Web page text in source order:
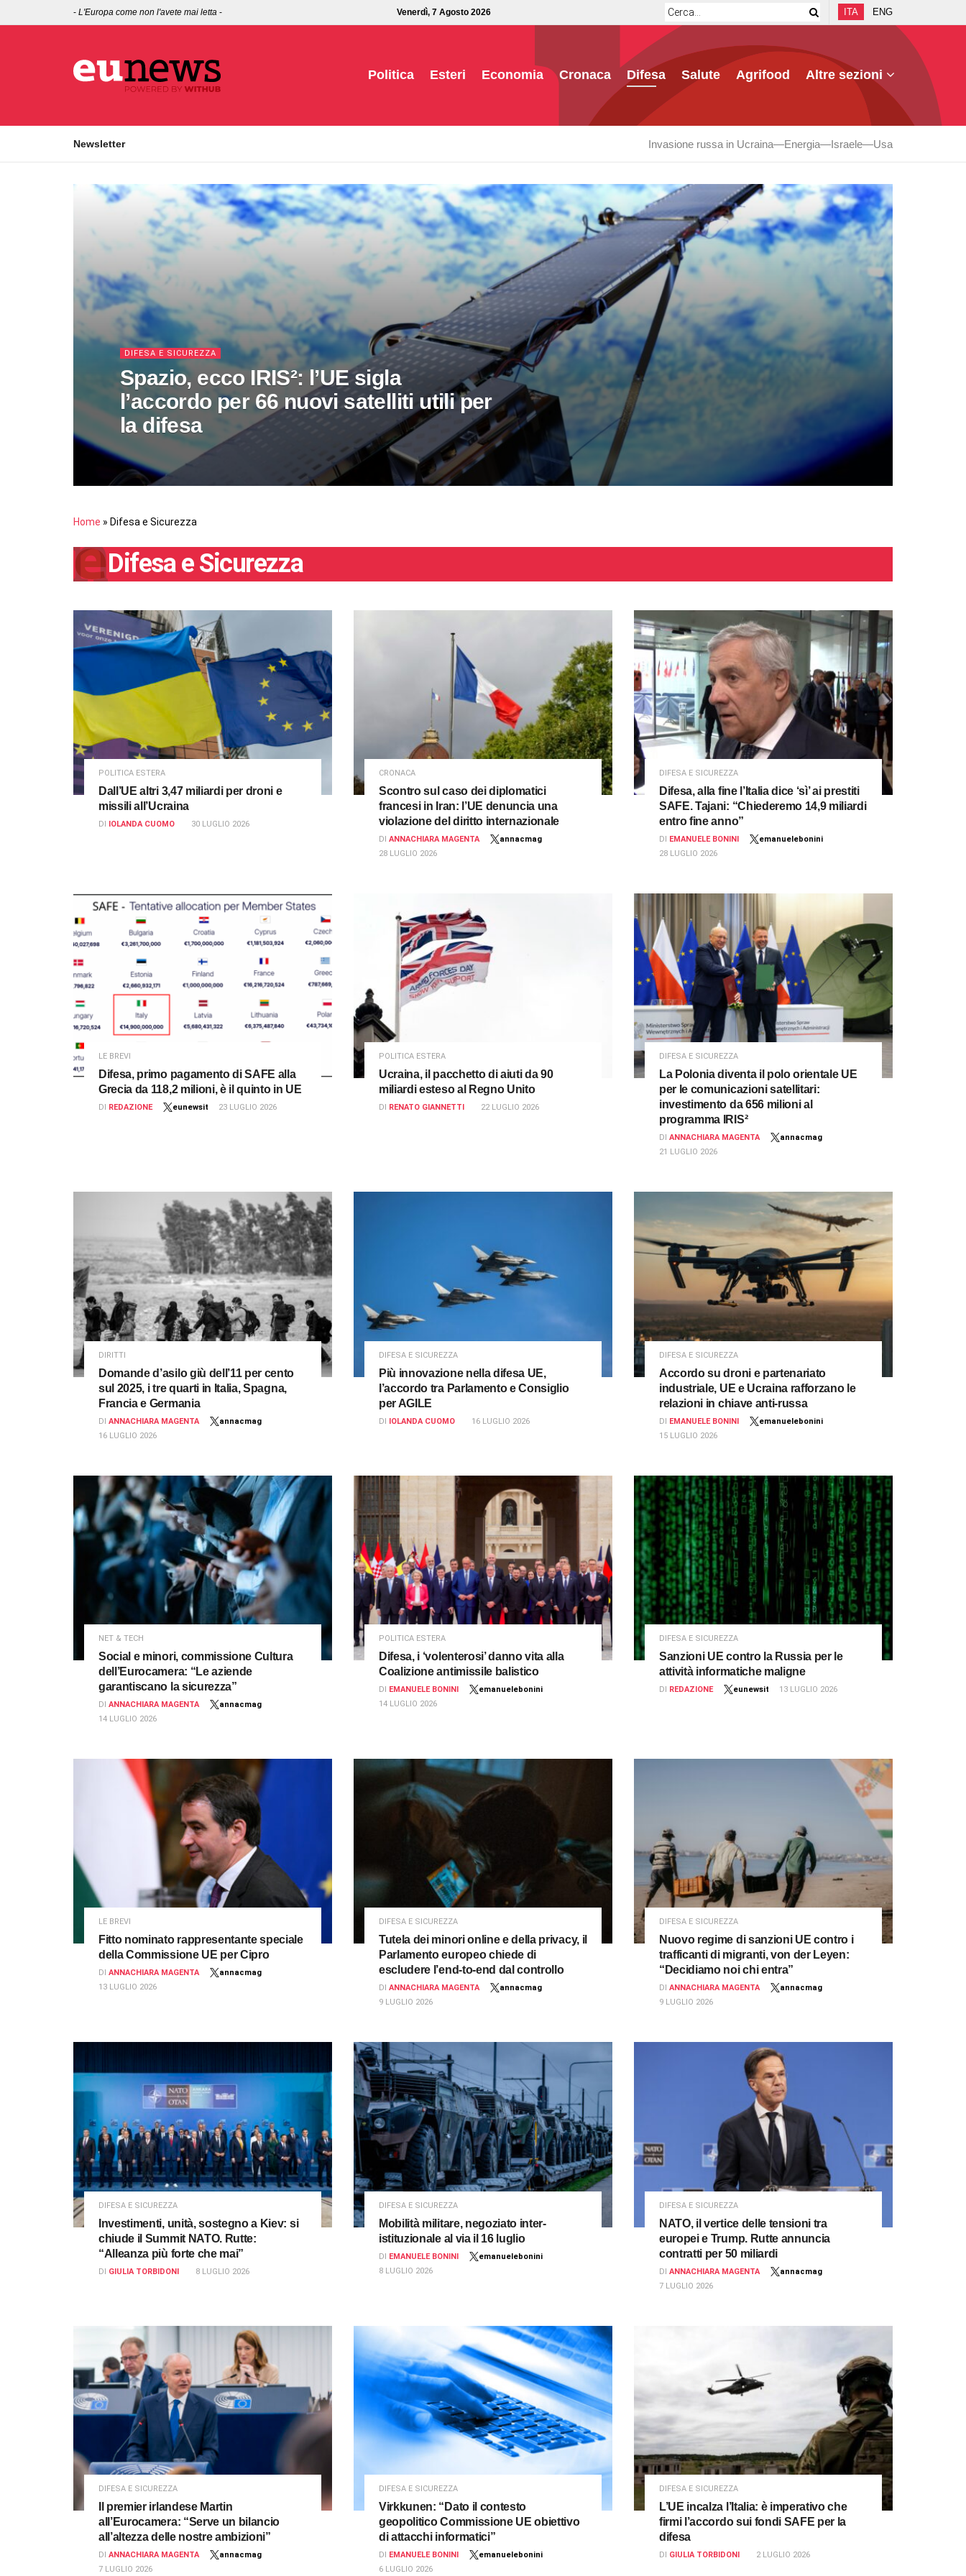
- L'Europa come non l'avete mai letta - Venerdì, 7 Agosto 2026 ITA ENG
Politica Esteri Economia Cronaca Difesa Salute Agrifood Altre sezioni
Newsletter Invasione russa in Ucraina Energia Israele Usa
DIFESA E SICUREZZA
Spazio, ecco IRIS²: l’UE sigla
l’accordo per 66 nuovi satelliti utili per
la difesa
Home » Difesa e Sicurezza
Difesa e Sicurezza
POLITICA ESTERA
Dall’UE altri 3,47 miliardi per droni e
missili all’Ucraina
DI IOLANDA CUOMO 30 LUGLIO 2026
CRONACA
Scontro sul caso dei diplomatici
francesi in Iran: l’UE denuncia una
violazione del diritto internazionale
DI ANNACHIARA MAGENTA
annacmag
28 LUGLIO 2026
DIFESA E SICUREZZA
Difesa, alla fine l’Italia dice ‘sì’ ai prestiti
SAFE. Tajani: “Chiederemo 14,9 miliardi
entro fine anno”
DI EMANUELE BONINI
emanuelebonini
28 LUGLIO 2026
LE BREVI
Difesa, primo pagamento di SAFE alla
Grecia da 118,2 milioni, è il quinto in UE
DI REDAZIONE eunewsit 23 LUGLIO 2026
POLITICA ESTERA
Ucraina, il pacchetto di aiuti da 90
miliardi esteso al Regno Unito
DI RENATO GIANNETTI 22 LUGLIO 2026
DIFESA E SICUREZZA
La Polonia diventa il polo orientale UE
per le comunicazioni satellitari:
investimento da 656 milioni al
programma IRIS²
DI ANNACHIARA MAGENTA
annacmag
21 LUGLIO 2026
DIRITTI
Domande d’asilo giù dell’11 per cento
sul 2025, i tre quarti in Italia, Spagna,
Francia e Germania
DI ANNACHIARA MAGENTA
annacmag
16 LUGLIO 2026
DIFESA E SICUREZZA
Più innovazione nella difesa UE,
l’accordo tra Parlamento e Consiglio
per AGILE
DI IOLANDA CUOMO 16 LUGLIO 2026
DIFESA E SICUREZZA
Accordo su droni e partenariato
industriale, UE e Ucraina rafforzano le
relazioni in chiave anti-russa
DI EMANUELE BONINI
emanuelebonini
15 LUGLIO 2026
NET & TECH
Social e minori, commissione Cultura
dell’Eurocamera: “Le aziende
garantiscano la sicurezza”
DI ANNACHIARA MAGENTA
annacmag
14 LUGLIO 2026
POLITICA ESTERA
Difesa, i ‘volenterosi’ danno vita alla
Coalizione antimissile balistico
DI EMANUELE BONINI
emanuelebonini
14 LUGLIO 2026
DIFESA E SICUREZZA
Sanzioni UE contro la Russia per le
attività informatiche maligne
DI REDAZIONE eunewsit 13 LUGLIO 2026
LE BREVI
Fitto nominato rappresentante speciale
della Commissione UE per Cipro
DI ANNACHIARA MAGENTA
annacmag
13 LUGLIO 2026
DIFESA E SICUREZZA
Tutela dei minori online e della privacy, il
Parlamento europeo chiede di
escludere l’end-to-end dal controllo
DI ANNACHIARA MAGENTA
annacmag
9 LUGLIO 2026
DIFESA E SICUREZZA
Nuovo regime di sanzioni UE contro i
trafficanti di migranti, von der Leyen:
“Decidiamo noi chi entra”
DI ANNACHIARA MAGENTA
annacmag
9 LUGLIO 2026
DIFESA E SICUREZZA
Investimenti, unità, sostegno a Kiev: si
chiude il Summit NATO. Rutte:
“Alleanza più forte che mai”
DI GIULIA TORBIDONI 8 LUGLIO 2026
DIFESA E SICUREZZA
Mobilità militare, negoziato inter-
istituzionale al via il 16 luglio
DI EMANUELE BONINI
emanuelebonini
8 LUGLIO 2026
DIFESA E SICUREZZA
NATO, il vertice delle tensioni tra
europei e Trump. Rutte annuncia
contratti per 50 miliardi
DI ANNACHIARA MAGENTA
annacmag
7 LUGLIO 2026
DIFESA E SICUREZZA
Il premier irlandese Martin
all’Eurocamera: “Serve un bilancio
all’altezza delle nostre ambizioni”
DI ANNACHIARA MAGENTA
annacmag
7 LUGLIO 2026
DIFESA E SICUREZZA
Virkkunen: “Dato il contesto
geopolitico Commissione UE obiettivo
di attacchi informatici”
DI EMANUELE BONINI
emanuelebonini
6 LUGLIO 2026
DIFESA E SICUREZZA
L’UE incalza l’Italia: è imperativo che
firmi l’accordo sui fondi SAFE per la
difesa
DI GIULIA TORBIDONI 2 LUGLIO 2026